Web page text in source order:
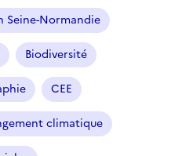
Seine-Normandie
Biodiversité
CEE
climatique